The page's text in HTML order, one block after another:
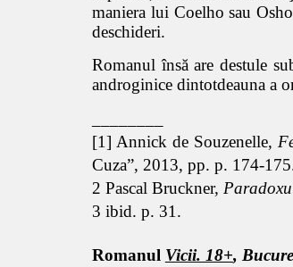
maniera lui Coelho sau
deschideri.
Romanul însă are destule
androginice dintotdeauna a
[1] Annick de Souzenelle,
Cuza”, 2013, pp. p. 174-
2 Pascal Bruckner,
3 ibid. p. 31.
Romanul Vicii. 18+,